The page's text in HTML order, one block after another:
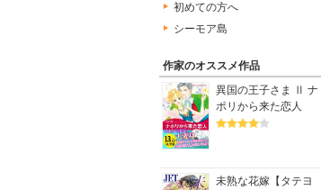
初めての方へ
シーモア島
作家のオススメ作品
異国の王子さま Ⅱ ナ
ポリから来た恋人
未熟な花嫁【タテヨ